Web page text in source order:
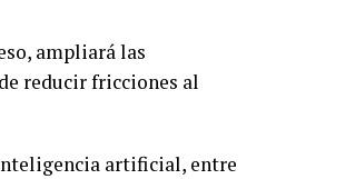
ampliará las
reducir fricciones al
artificial, entre